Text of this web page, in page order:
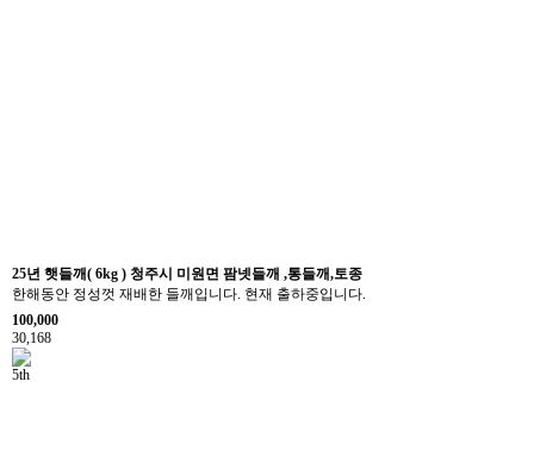
25년 햇들깨( 6kg ) 청주시 미원면 팜넷들깨 ,통들깨,토종
한해동안 정성껏 재배한 들깨입니다. 현재 출하중입니다.
100,000
30,168
5th